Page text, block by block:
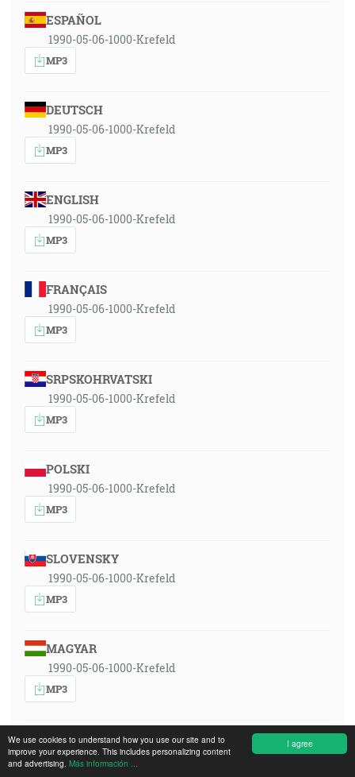
I agree
We use cookies to understand how you use our site and to
improve your experience. This includes personalizing content
and advertising. Más información ...
ESPAÑOL
1990-05-06-1000-Krefeld
MP3
DEUTSCH
1990-05-06-1000-Krefeld
MP3
ENGLISH
1990-05-06-1000-Krefeld
MP3
FRANÇAIS
1990-05-06-1000-Krefeld
MP3
SRPSKOHRVATSKI
1990-05-06-1000-Krefeld
MP3
POLSKI
1990-05-06-1000-Krefeld
MP3
SLOVENSKY
1990-05-06-1000-Krefeld
MP3
MAGYAR
1990-05-06-1000-Krefeld
MP3
ITALIANO
1990-05-06-1000-Krefeld